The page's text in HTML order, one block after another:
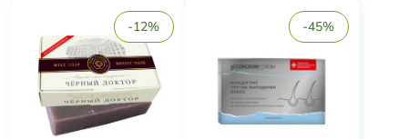
-12% -45%